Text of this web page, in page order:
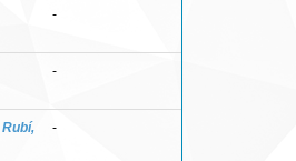
-
-
Rubí,
-